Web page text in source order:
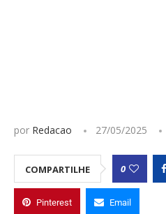
por Redacao 27/05/2025
COMPARTILHE 0
Pinterest Email